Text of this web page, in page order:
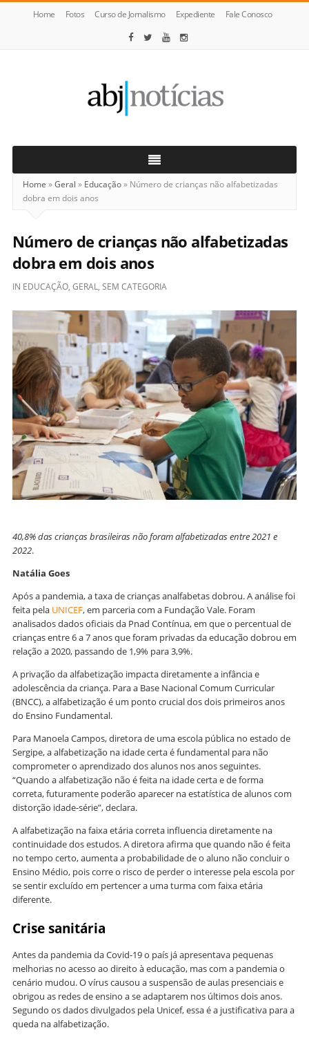
Home Fotos Curso de Jornalismo Expediente Fale Conosco
Notícias
Home »Geral » Educação» Número de crianças não alfabetizadas
dobra em dois anos
Número de crianças não alfabetizadas
dobra em dois anos
IN EDUCAÇÃO, GERAL, SEM CATEGORIA
40,8% das crianças brasileiras não foram alfabetizadas entre 2021 e
2022.
Natália Goes
Após a pandemia, a taxa de crianças analfabetas dobrou. A análise foi
feita pela UNICEF, em parceria com a Fundação Vale. Foram
analisados dados oficiais da Pnad Contínua, em que o percentual de
crianças entre 6 a 7 anos que foram privadas da educação dobrou em
relação a 2020, passando de 1,9% para 3,9%.
A privação da alfabetização impacta diretamente a infância e
adolescência da criança. Para a Base Nacional Comum Curricular
(BNCC), a alfabetização é um ponto crucial dos dois primeiros anos
do Ensino Fundamental.
Para Manoela Campos, diretora de uma escola pública no estado de
Sergipe, a alfabetização na idade certa é fundamental para não
comprometer o aprendizado dos alunos nos anos seguintes.
“Quando a alfabetização não é feita na idade certa e de forma
correta, futuramente poderão aparecer na estatística de alunos com
distorção idade-série”, declara.
A alfabetização na faixa etária correta influencia diretamente na
continuidade dos estudos. A diretora afirma que quando não é feita
no tempo certo, aumenta a probabilidade de o aluno não concluir o
Ensino Médio, pois corre o risco de perder o interesse pela escola por
se sentir excluído em pertencer a uma turma com faixa etária
diferente.
Crise sanitária
Antes da pandemia da Covid-19 o país já apresentava pequenas
melhorias no acesso ao direito à educação, mas com a pandemia o
cenário mudou. O vírus causou a suspensão de aulas presenciais e
obrigou as redes de ensino a se adaptarem nos últimos dois anos.
Segundo os dados divulgados pela Unicef, essa é a justificativa para a
queda na alfabetização.